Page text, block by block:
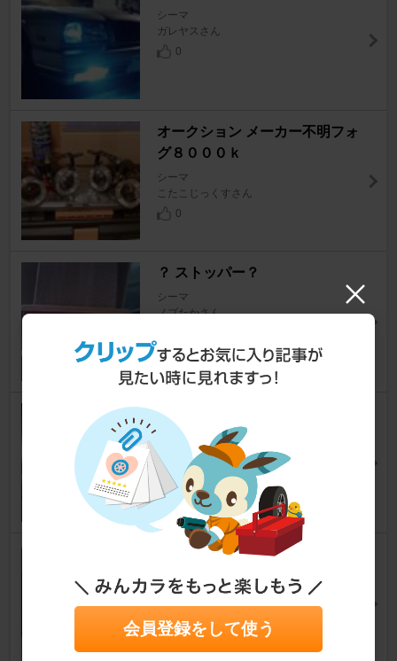
シーマ
ガレヤスさん
0
オークション メーカー不明フォ
グ８０００ｋ
シーマ
こたこじっくすさん
0
？ ストッパー？
シーマ
ノブたかさん
不明 不明
シーマ
¨MA-SA¨さん
Weds KRANZE Cerberus
シーマ
ＬＩＦＥ＠５５さん
会員登録をして使う